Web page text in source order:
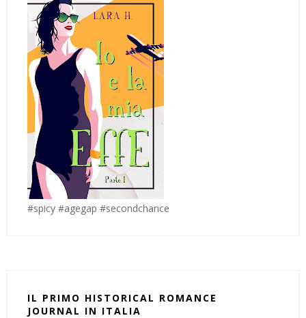
#spicy #agegap #secondchance
IL PRIMO HISTORICAL ROMANCE
JOURNAL IN ITALIA